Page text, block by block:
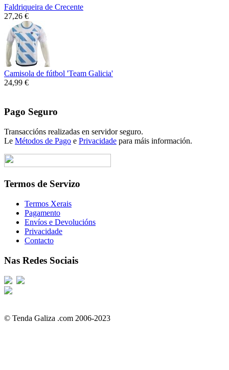
Faldriqueira de Crecente
27,26 €
Camisola de fútbol 'Team Galicia'
24,99 €
Pago Seguro
Transaccións realizadas en servidor seguro.
Le Métodos de Pago e Privacidade para máis información.
Termos de Servizo
Termos Xerais
Pagamento
Envíos e Devolucións
Privacidade
Contacto
Nas Redes Sociais
© Tenda Galiza .com 2006-2023